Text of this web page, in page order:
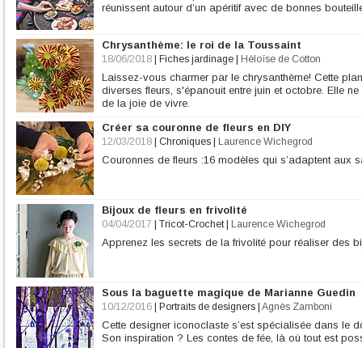
réunissent autour d’un apéritif avec de bonnes
Chrysanthème: le roi de la Toussaint
18/06/2018 Fiches jardinage Héloïse de Cotton
Laissez-vous charmer par le chrysanthème! Cette
diverses fleurs, s'épanouit entre juin et octobre. Elle
de la joie de vivre.
Créer sa couronne de fleurs en DIY
12/03/2018 Chroniques Laurence Wichegrod
Couronnes de fleurs :16 modèles qui s’adaptent aux
Bijoux de fleurs en frivolité
04/04/2017 Tricot-Crochet| Laurence Wichegrod
Apprenez les secrets de la frivolité pour réaliser des
Sous la baguette magique de Marianne Guedin
10/12/2016 Portraits de designers Agnès Zamboni
Cette designer iconoclaste s’est spécialisée dans le
Son inspiration ? Les contes de fée, là où tout est